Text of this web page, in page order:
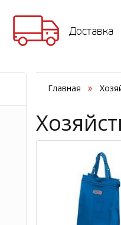
Доставка
Главная